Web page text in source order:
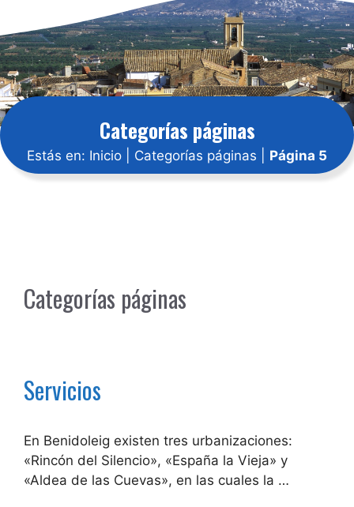
Categorías páginas
Estás en: Inicio Categorías páginas Página 5
Categorías páginas
Servicios
En Benidoleig existen tres urbanizaciones:
«Rincón del Silencio», «España la Vieja» y
«Aldea de las Cuevas», en las cuales la …